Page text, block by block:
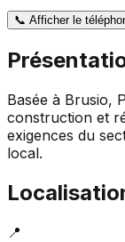
📞 Afficher le
Basée à Brusio,
construction et
exigences du
local.
📍